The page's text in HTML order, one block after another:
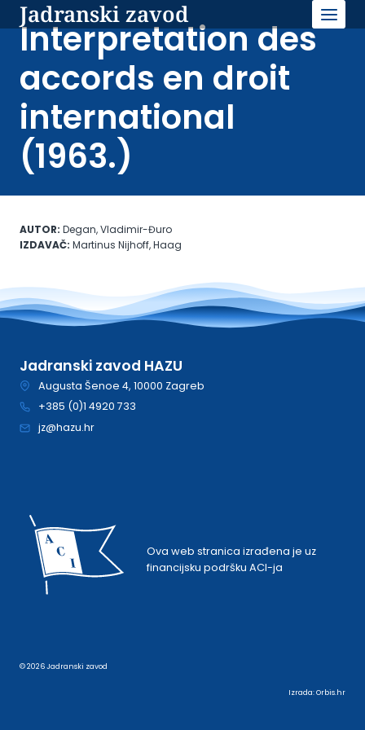
content
Jadranski zavod
Interpretation des
accords en droit
international
(1963.)
AUTOR: Degan, Vladimir-Đuro
IZDAVAČ: Martinus Nijhoff, Haag
Jadranski zavod HAZU
Augusta Šenoe 4, 10000 Zagreb
+385 (0)1 4920 733
jz@hazu.hr
Ova web stranica izrađena je uz
financijsku podršku ACI-ja
© 2026 Jadranski zavod
Izrada:Orbis.hr